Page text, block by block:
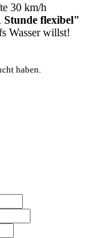
30 km/h
Stunde flexibel"
Wasser willst!
haben.